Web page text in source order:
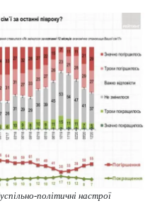
політичні настрої